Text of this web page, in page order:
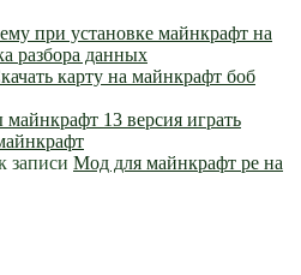
при установке майнкрафт на
разбора данных
карту на майнкрафт боб
13 версия играть
записи Мод для майнкрафт pe на